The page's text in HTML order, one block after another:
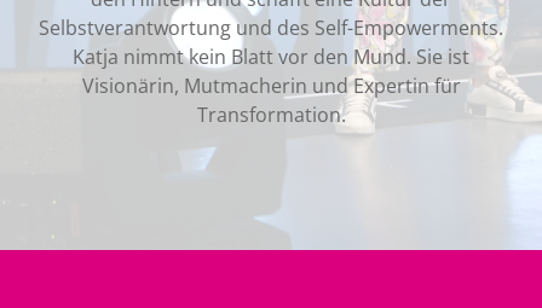
Selbstverantwortung und des Self-Empowerments.
Katja nimmt kein Blatt vor den Mund. Sie ist
Visionärin, Mutmacherin und Expertin für
Transformation.